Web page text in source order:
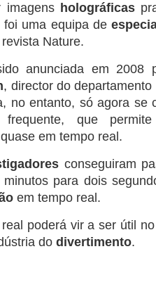
imagens holográficas
foi uma equipa de
Nature.
anunciada em 2008
, director do
no entanto, só agora se
frequente, que
em tempo real.
conseguiram
para dois
em tempo real.
poderá vir a ser útil
do divertimento.